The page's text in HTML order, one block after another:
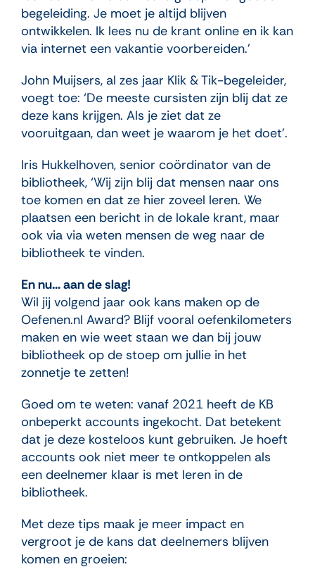
begeleiding. Je moet je altijd blijven
ontwikkelen. Ik lees nu de krant online en ik kan
via internet een vakantie voorbereiden.’
John Muijsers, al zes jaar Klik & Tik-begeleider,
voegt toe: ‘De meeste cursisten zijn blij dat ze
deze kans krijgen. Als je ziet dat ze
vooruitgaan, dan weet je waarom je het doet’.
Iris Hukkelhoven, senior coördinator van de
bibliotheek, ‘Wij zijn blij dat mensen naar ons
toe komen en dat ze hier zoveel leren. We
plaatsen een bericht in de lokale krant, maar
ook via via weten mensen de weg naar de
bibliotheek te vinden.
En nu… aan de slag!
Wil jij volgend jaar ook kans maken op de
Oefenen.nl Award? Blijf vooral oefenkilometers
maken en wie weet staan we dan bij jouw
bibliotheek op de stoep om jullie in het
zonnetje te zetten!
Goed om te weten: vanaf 2021 heeft de KB
onbeperkt accounts ingekocht. Dat betekent
dat je deze kosteloos kunt gebruiken. Je hoeft
accounts ook niet meer te ontkoppelen als
een deelnemer klaar is met leren in de
bibliotheek.
Met deze tips maak je meer impact en
vergroot je de kans dat deelnemers blijven
komen en groeien: